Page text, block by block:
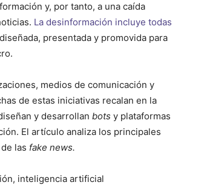
y, por tanto, a una caída
La desinformación incluye todas
diseñada, presentada y promovida para
medios de comunicación y
de estas iniciativas recalan en la
y desarrollan bots y plataformas
El artículo analiza los principales
las fake news.
inteligencia artificial